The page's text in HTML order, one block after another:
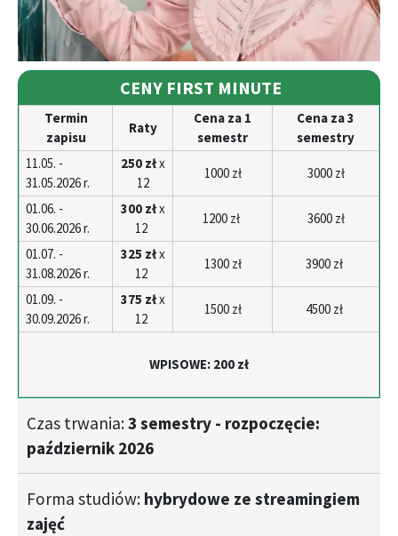
CENY FIRST MINUTE
Termin
zapisu
Raty
Cena za 1
semestr
Cena za 3
semestry
11.05. -
31.05.2026 r.
250 złx
12
1000 zł 3000 zł
01.06. -
30.06.2026 r.
300 złx
12
1200 zł 3600 zł
01.07. -
31.08.2026 r.
325 złx
12
1300 zł 3900 zł
01.09. -
30.09.2026 r.
375 złx
12
1500 zł 4500 zł
WPISOWE: 200 zł
Czas trwania:3 semestry - rozpoczęcie:
październik 2026
Forma studiów: hybrydowe ze streamingiem
zajęć